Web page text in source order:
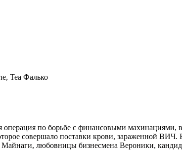
Теа Фалько
по борьбе с финансовыми махинациями,
совершало поставки крови, зараженной ВИЧ.
любовницы бизнесмена Вероники,